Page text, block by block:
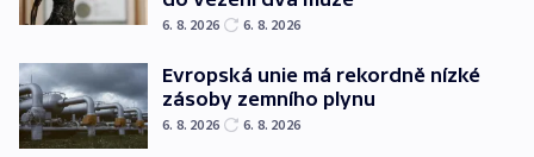
6. 8. 2026 6. 8. 2026
Evropská unie má rekordně nízké
zásoby zemního plynu
6. 8. 2026 6. 8. 2026